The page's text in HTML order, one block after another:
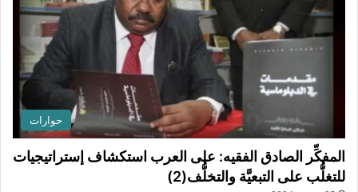
حوارات
المفكِّر الصادق الفقيه: على العرب استكشاف إستراتيجيات
للتغلُّب على التبعيَّة والتخلُّف(2)